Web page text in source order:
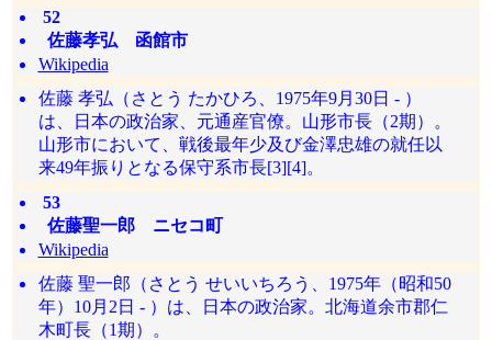
52
佐藤孝弘 函館市
Wikipedia
佐藤 孝弘（さとう たかひろ、1975年9月30日 - ）
は、日本の政治家、元通産官僚。山形市長（2期）。
山形市において、戦後最年少及び金澤忠雄の就任以
来49年振りとなる保守系市長[3][4]。
53
佐藤聖一郎 ニセコ町
Wikipedia
佐藤 聖一郎（さとう せいいちろう、1975年（昭和50
年）10月2日 - ）は、日本の政治家。北海道余市郡仁
木町長（1期）。